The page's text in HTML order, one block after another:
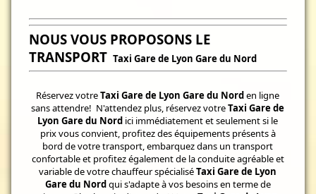
NOUS VOUS PROPOSONS LE
TRANSPORT Taxi Gare de Lyon Gare du Nord
Réservez votreTaxi Gare de Lyon Gare du Norden ligne
sans attendre! N'attendez plus, réservez votreTaxi Gare de
Lyon Gare du Nord ici immédiatement et seulement si le
prix vous convient, profitez des équipements présents à
bord de votre transport, embarquez dans un transport
confortable et profitez également de la conduite agréable et
variable de votre chauffeur spécialiséTaxi Gare de Lyon
Gare du Nordqui s'adapte à vos besoins en terme de